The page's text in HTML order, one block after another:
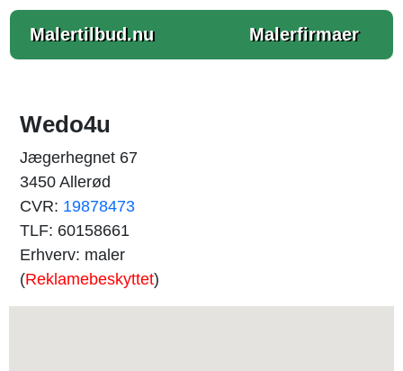
Malertilbud.nu Malerfirmaer
Wedo4u
Jægerhegnet 67
3450 Allerød
CVR: 19878473
TLF: 60158661
Erhverv: maler
(Reklamebeskyttet)